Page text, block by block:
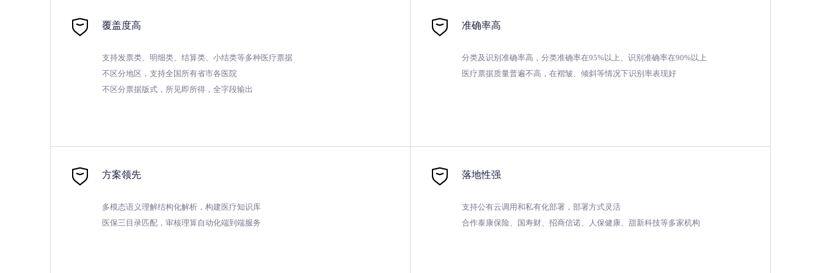
覆盖度高
支持发票类、明细类、结算类、小结类等多种医疗票据
不区分地区，支持全国所有省市各医院
不区分票据版式，所见即所得，全字段输出
准确率高
﻿分类及识别准确率高，分类准确率在95%以上、识别准确率在90%以上
医疗票据质量普遍不高，在褶皱、倾斜等情况下识别率表现好
方案领先
多模态语义理解结构化解析，构建医疗知识库
医保三目录匹配，审核理算自动化端到端服务
落地性强
﻿支持公有云调用和私有化部署，部署方式灵活
合作泰康保险、国寿财、招商信诺、人保健康、甜新科技等多家机构